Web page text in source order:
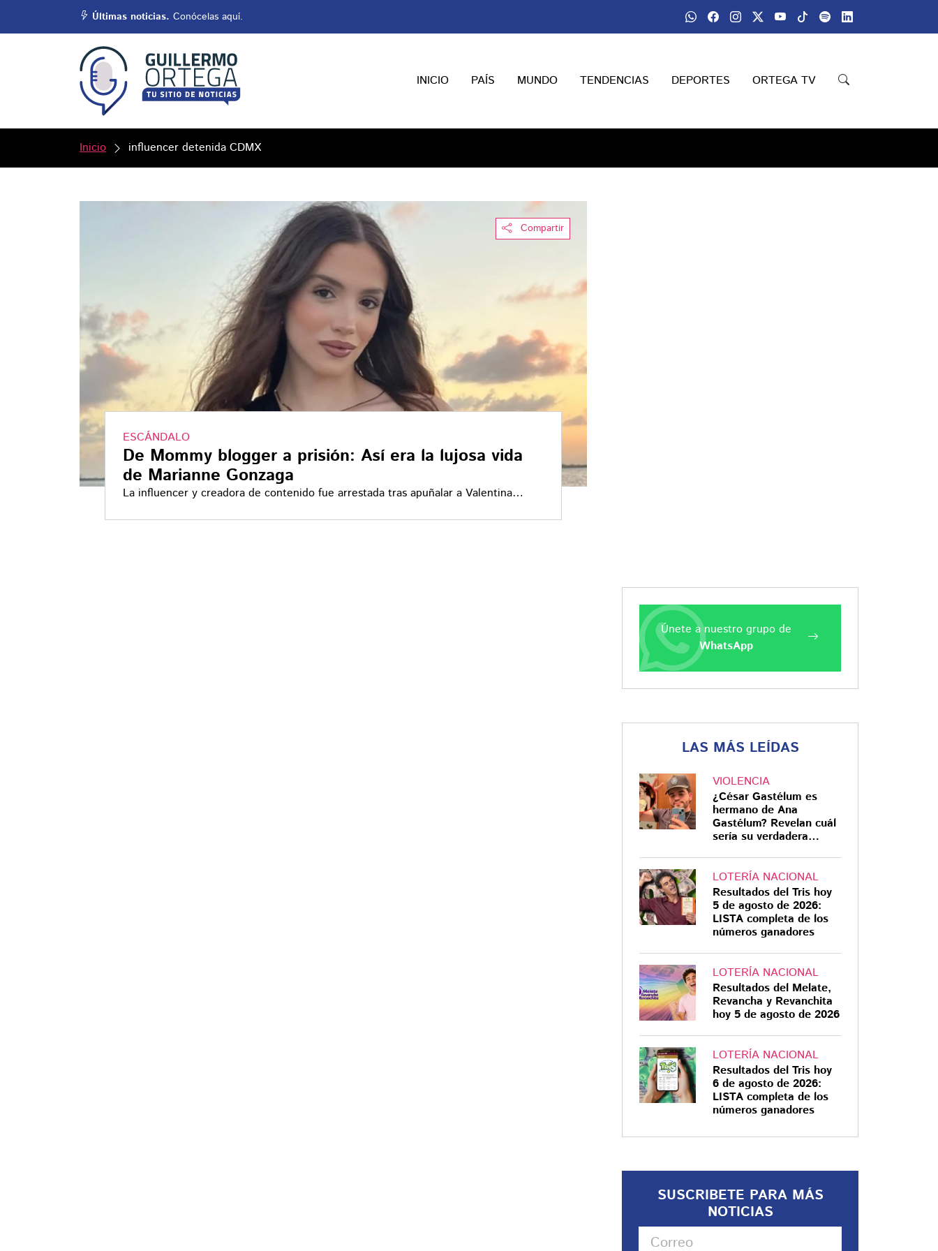
Últimas noticias. Conócelas aquí.
INICIO PAÍS MUNDO TENDENCIAS DEPORTES ORTEGA TV
Inicio influencer detenida CDMX
Compartir
ESCÁNDALO
De Mommy blogger a prisión: Así era la lujosa vida
de Marianne Gonzaga
La influencer y creadora de contenido fue arrestada tras apuñalar a Valentina
Únete a nuestro grupo de
WhatsApp
LAS MÁS LEÍDAS
VIOLENCIA
¿César Gastélum es
hermano de Ana
Gastélum? Revelan cuál
sería su verdadera
LOTERÍA NACIONAL
Resultados del Tris hoy
5 de agosto de 2026:
LISTA completa de los
números ganadores
LOTERÍA NACIONAL
Resultados del Melate,
Revancha y Revanchita
hoy 5 de agosto de 2026
LOTERÍA NACIONAL
Resultados del Tris hoy
6 de agosto de 2026:
LISTA completa de los
números ganadores
SUSCRIBETE PARA MÁS
NOTICIAS